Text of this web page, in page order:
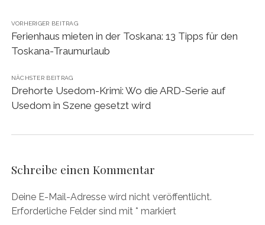
VORHERIGER BEITRAG
Ferienhaus mieten in der Toskana: 13 Tipps für den
Toskana-Traumurlaub
NÄCHSTER BEITRAG
Drehorte Usedom-Krimi: Wo die ARD-Serie auf
Usedom in Szene gesetzt wird
Schreibe einen Kommentar
Deine E-Mail-Adresse wird nicht veröffentlicht.
Erforderliche Felder sind mit * markiert